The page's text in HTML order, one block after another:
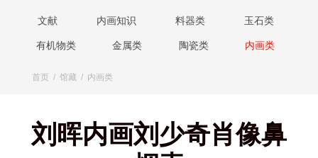
文献 内画知识 料器类 玉石类
有机物类 金属类 陶瓷类 内画类
首页 / 馆藏 / 内画类
刘晖内画刘少奇肖像鼻